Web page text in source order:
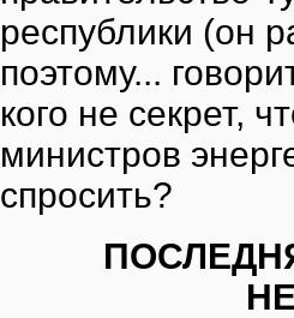
республики (он
поэтому...
кого не секрет,
министров
спросить?